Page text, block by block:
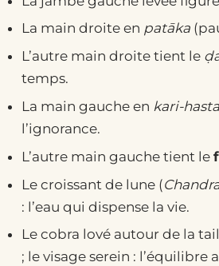
La main droite en patāka
L’autre main droite tient le
temps.
La main gauche en kari-hasta
l’ignorance.
L’autre main gauche tient le
Le croissant de lune (
: l’eau qui dispense la vie.
Le cobra lové autour de la
; le visage serein :